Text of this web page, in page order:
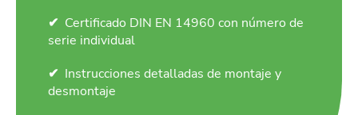
Certificado DIN EN 14960 con número de
serie individual
Instrucciones detalladas de montaje y
desmontaje